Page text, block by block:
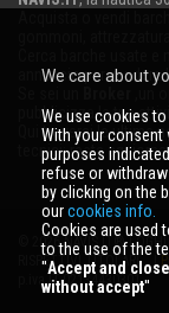
gommoni,
Cerca barche usate
annuncio per
pubblicizza la tua
Qui troverai le ultime
tecnici; resta
© 2026 NAVIS.IT® LOGHI
RISPETTIVI TITOLARI. |
p.iva IT-02134430301
We care about
We use cookies
With your
purposes
refuse or
by clicking on the
ourcookies info.
Cookies are used
to the use of the
''Accept and close
without accept''